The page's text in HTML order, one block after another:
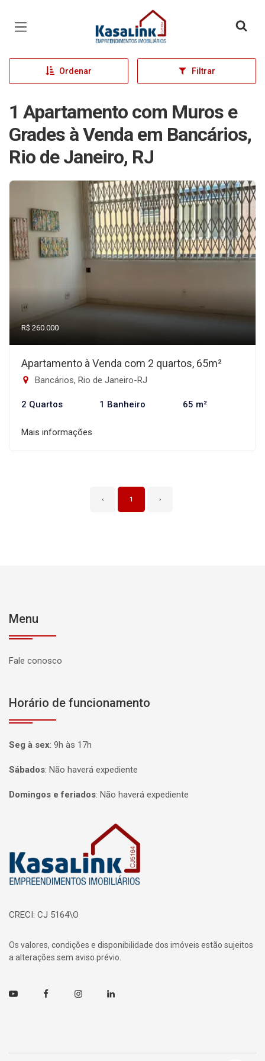
Página inicial
Ordenar Filtrar
1 Apartamento com Muros e
Grades à Venda em Bancários,
Rio de Janeiro, RJ
R$ 260.000
Apartamento à Venda com 2 quartos, 65m²
Bancários, Rio de Janeiro-RJ
2 Quartos 1 Banheiro 65 m²
Mais informações
‹ 1 ›
Menu
Fale conosco
Horário de funcionamento
Seg à sex: 9h às 17h
Sábados: Não haverá expediente
Domingos e feriados: Não haverá expediente
CRECI: CJ 5164\O
Os valores, condições e disponibilidade dos imóveis estão sujeitos
a alterações sem aviso prévio.
Youtube FacebookInstagramLinkedin